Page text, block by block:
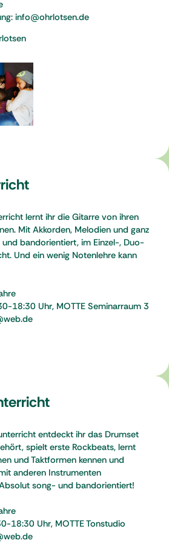
info@ohrlotsen.de
lernt ihr die Gitarre von ihren
Mit Akkorden, Melodien und ganz
bandorientiert, im Einzel-, Duo-
Und ein wenig Notenlehre kann
18:30 Uhr, MOTTE Seminarraum 3
entdeckt ihr das Drumset
spielt erste Rockbeats, lernt
und Taktformen kennen und
anderen Instrumenten
song- und bandorientiert!
18:30 Uhr, MOTTE Tonstudio